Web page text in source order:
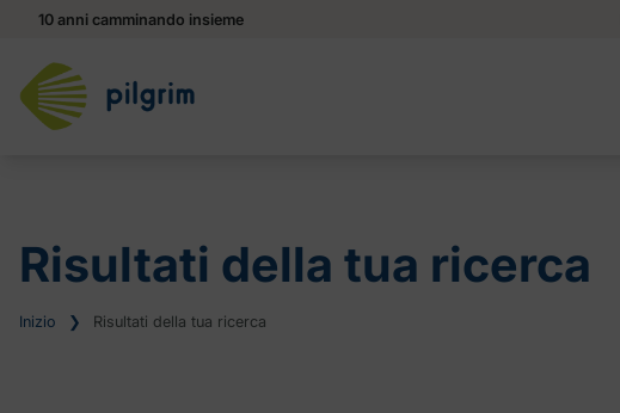
10 anni camminando insieme
Risultati della tua ricerca
Inizio ❯ Risultati della tua ricerca